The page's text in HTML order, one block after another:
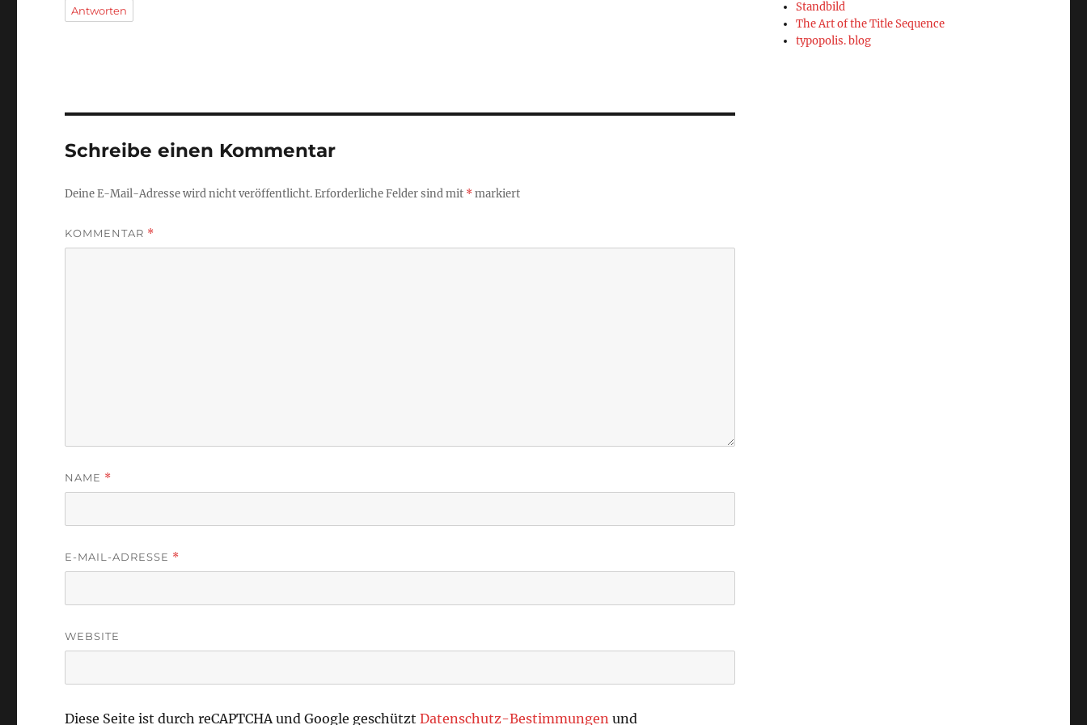
Antworten
Schreibe einen Kommentar
Deine E-Mail-Adresse wird nicht veröffentlicht.Erforderliche Felder sind mit *markiert
KOMMENTAR *
NAME *
E-MAIL-ADRESSE *
WEBSITE
Diese Seite ist durch reCAPTCHA und Google geschütztDatenschutz-Bestimmungen und
Standbild
The Art of the Title Sequence
typopolis. blog